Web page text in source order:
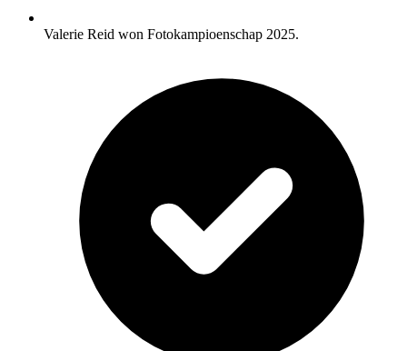
Valerie Reid won Fotokampioenschap 2025.